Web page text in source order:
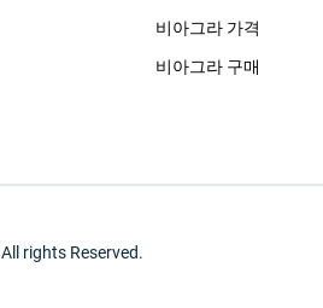
비아그라 가격
비아그라 구매
All rights Reserved.